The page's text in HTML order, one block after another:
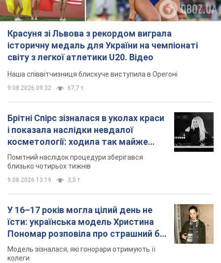
Красуня зі Львова з рекордом виграла
історичну медаль для України на чемпіонаті
світу з легкої атлетики U20. Відео
Наша співвітчизниця блискуче виступила в Орегоні
9.08.2026 09:32 67,7 т.
Брітні Спірс зізналася в уколах краси
і показала наслідки невдалої
косметології: ходила так майже
місяць
Помітний наслідок процедури зберігався
близько чотирьох тижнів
9.08.2026 13:19 3,5 т.
У 16–17 років могла цілий день не
їсти: українська модель Христина
Пономар розповіла про страшний бік
модельної кар’єри
Модель зізналася, які гонорари отримують її
колеги